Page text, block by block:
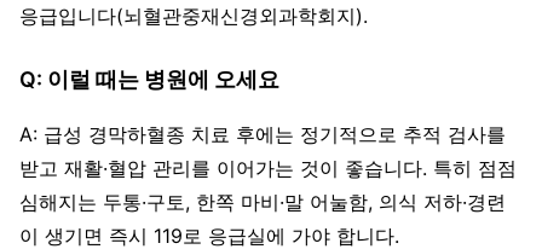
응급입니다(뇌혈관중재신경외과학회지).
Q: 이럴 때는 병원에 오세요
A: 급성 경막하혈종 치료 후에는 정기적으로 추적 검사를
받고 재활·혈압 관리를 이어가는 것이 좋습니다. 특히 점점
심해지는 두통·구토, 한쪽 마비·말 어눌함, 의식 저하·경련
이 생기면 즉시 119로 응급실에 가야 합니다.